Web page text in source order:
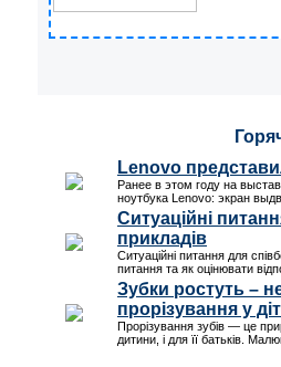
Lenovo
Ранее в этом году на
ноутбука Lenovo: экран
Ситуаційні
прикладів
Ситуаційні питання для
питання та як оцінювати
Зубки ростуть –
прорізування у
Прорізування зубів — це
дитини, і для її батьків.